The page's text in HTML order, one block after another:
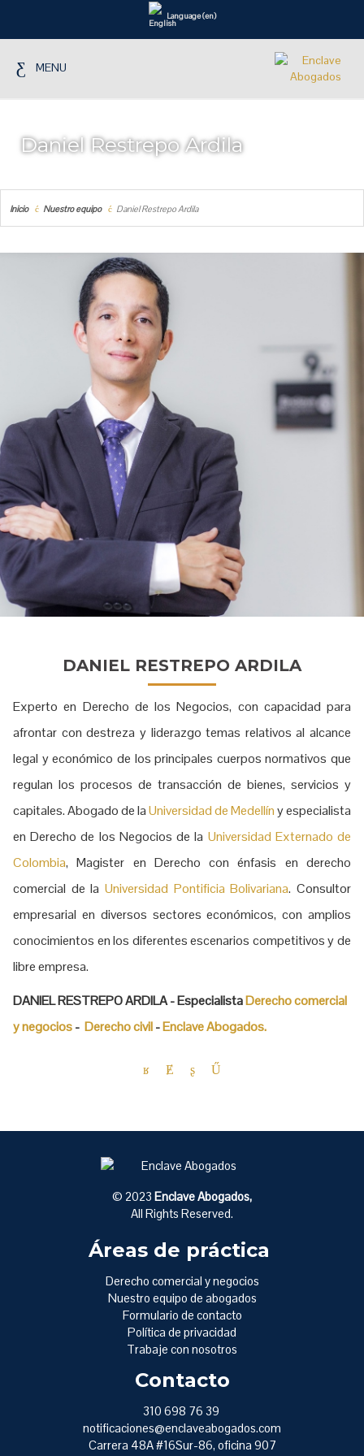
Language (en)
MENU
Daniel Restrepo Ardila
Inicio Nuestro equipo Daniel Restrepo Ardila
DANIEL RESTREPO ARDILA
Experto en Derecho de los Negocios, con capacidad para
afrontar con destreza y liderazgo temas relativos al alcance
legal y económico de los principales cuerpos normativos que
regulan los procesos de transacción de bienes, servicios y
capitales. Abogado de laUniversidad de Medellíny especialista
en Derecho de los Negocios de la Universidad Externado de
Colombia, Magister en Derecho con énfasis en derecho
comercial de la Universidad Pontificia Bolivariana. Consultor
empresarial en diversos sectores económicos, con amplios
conocimientos en los diferentes escenarios competitivos y de
libre empresa.
DANIEL RESTREPO ARDILA - EspecialistaDerecho comercial
y negocios- Derecho civil-Enclave Abogados.
© 2023 Enclave Abogados,
All Rights Reserved.
Áreas de práctica
Derecho comercial y negocios
Nuestro equipo de abogados
Formulario de contacto
Política de privacidad
Trabaje con nosotros
Contacto
310 698 76 39
notificaciones@enclaveabogados.com
Carrera 48A #16Sur-86, oficina 907